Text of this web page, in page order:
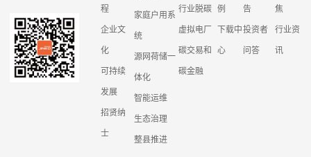
程
企业文
化
可持续
发展
招贤纳
士
家庭户用系
统
源网荷储一
体化
智能运维
生态治理
整县推进
行业脱碳
虚拟电厂
碳交易和
碳金融
例
下载中
心
告
投资者
问答
焦
行业资
讯